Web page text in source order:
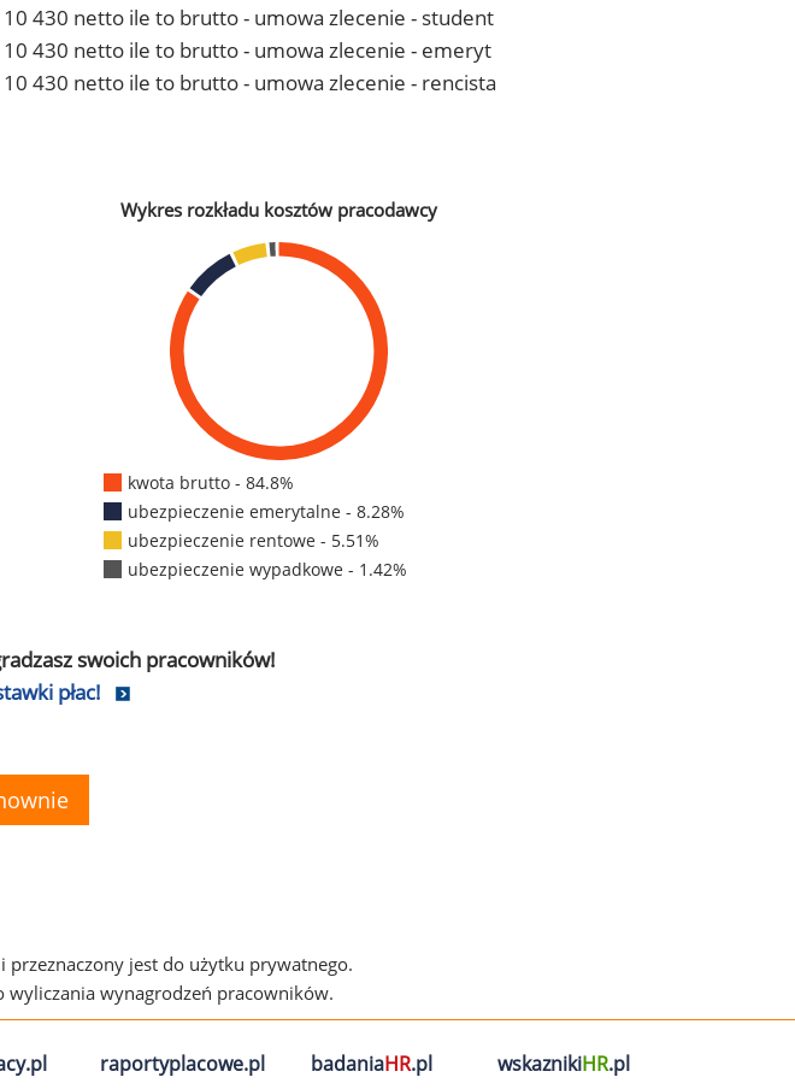
10 430 netto ile to brutto - umowa zlecenie - student
10 430 netto ile to brutto - umowa zlecenie - emeryt
10 430 netto ile to brutto - umowa zlecenie - rencista
Wykres rozkładu kosztów pracodawcy
kwota brutto - 84.8%
ubezpieczenie emerytalne - 8.28%
ubezpieczenie rentowe - 5.51%
ubezpieczenie wypadkowe - 1.42%
swoich pracowników!
płac!
jest do użytku prywatnego.
wynagrodzeń pracowników.
raportyplacowe.pl badaniaHR.pl wskaznikiHR.pl